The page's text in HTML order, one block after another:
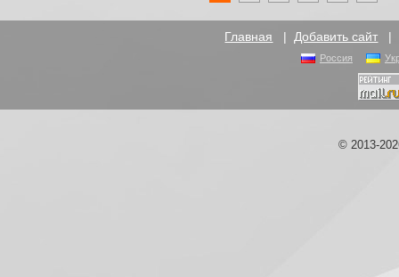
Главная | Добавить сайт |
Россия
© 2013-